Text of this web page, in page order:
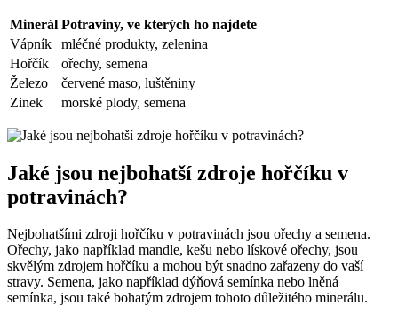
Minerál Potraviny, ve kterých ho najdete
Vápník
mléčné produkty, zelenina
Hořčík
ořechy, semena
Železo
červené maso, luštěniny
Zinek
morské plody, semena
Jaké jsou nejbohatší zdroje hořčíku v
potravinách?
Nejbohatšími zdroji hořčíku v potravinách jsou ořechy a semena.
Ořechy, jako například mandle, kešu nebo lískové ořechy, jsou
skvělým zdrojem hořčíku a mohou být snadno zařazeny do vaší
stravy. Semena, jako například dýňová semínka nebo lněná
semínka, jsou také bohatým zdrojem tohoto důležitého minerálu.